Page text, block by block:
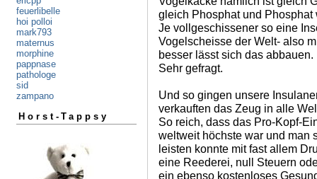
feuerlibelle
hoi polloi
mark793
maternus
morphine
pappnase
pathologe
sid
zampano
Horst-Tappsy
gleich Phosphat und
Je vollgeschissener so eine
Vogelscheisse der Welt- also
besser lässt sich das
Sehr gefragt.
Und so gingen unsere
verkauften das Zeug in alle
So reich, dass das Pro-Kopf-
weltweit höchste war und man
leisten konnte mit fast allem
eine Reederei, null Steuern
ein ebenso kostenloses